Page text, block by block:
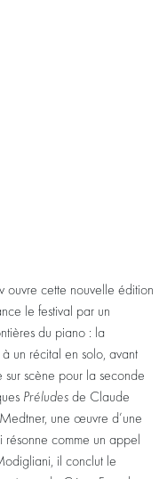
ouvre cette nouvelle édition
le festival par un
du piano : la
un récital en solo, avant
scène pour la seconde
Préludes de Claude
une œuvre d’une
résonne comme un appel
il conclut le